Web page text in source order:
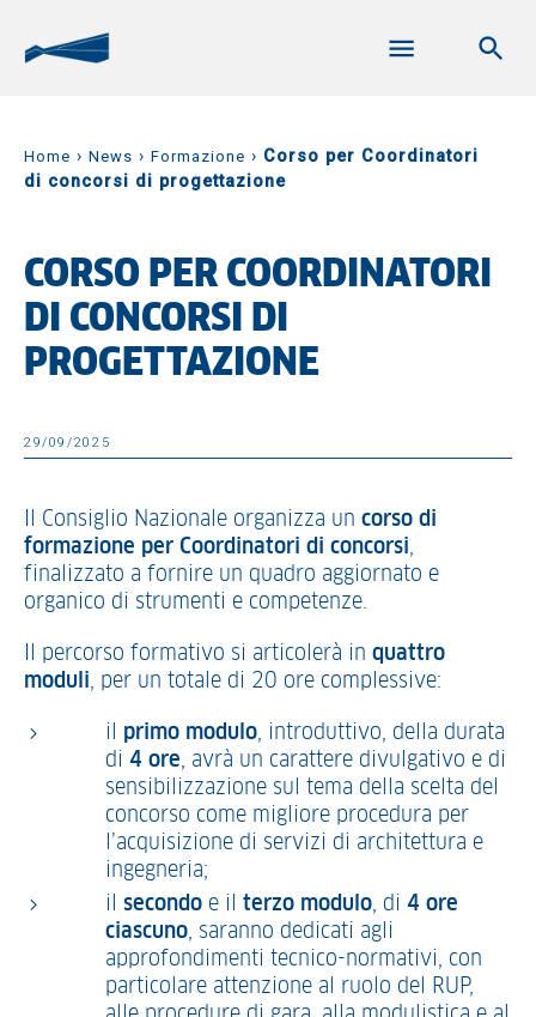
Home › News › Formazione › Corso per Coordinatori
di concorsi di progettazione
CORSO PER COORDINATORI
DI CONCORSI DI
PROGETTAZIONE
29/09/2025
Il Consiglio Nazionale organizza un corso di
formazione per Coordinatori di concorsi,
finalizzato a fornire un quadro aggiornato e
organico di strumenti e competenze.
Il percorso formativo si articolerà in quattro
moduli, per un totale di 20 ore complessive:
il primo modulo, introduttivo, della durata
di 4 ore, avrà un carattere divulgativo e di
sensibilizzazione sul tema della scelta del
concorso come migliore procedura per
l’acquisizione di servizi di architettura e
ingegneria;
il secondo e il terzo modulo, di 4 ore
ciascuno, saranno dedicati agli
approfondimenti tecnico-normativi, con
particolare attenzione al ruolo del RUP,